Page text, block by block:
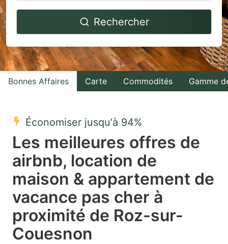
Navigate
to
interact
with
the
select
date.
Press
question
mark
key
Navigate
backward
to
interact
with
the
select
a
date.
Press
question
mark
Rechercher
Bonnes Affaires Carte Commodités Gamme
Économiser jusqu'à 94%
Les meilleures offres de
airbnb, location de
maison & appartement de
vacance pas cher à
proximité de Roz-sur-
Couesnon